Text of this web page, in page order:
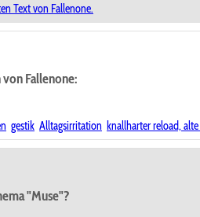
Text von Fallenone.
Fallenone:
gestik Alltagsirritation knallharter reload,
"Muse"?